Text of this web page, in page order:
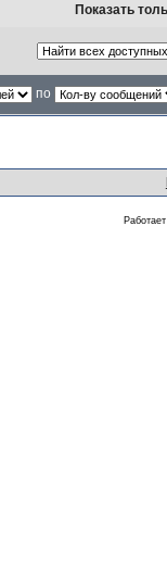
Показать
по